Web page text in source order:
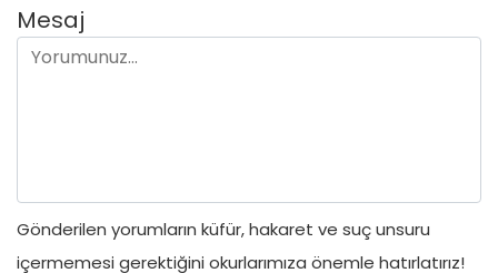
Mesaj
Gönderilen yorumların küfür, hakaret ve suç unsuru
içermemesi gerektiğini okurlarımıza önemle hatırlatırız!